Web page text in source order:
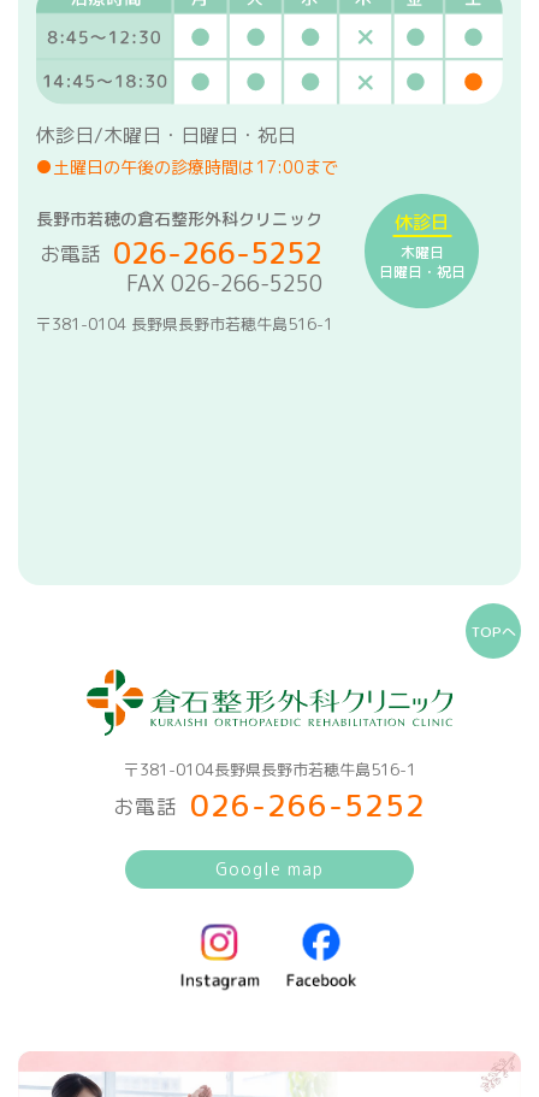
休診日/木曜日・日曜日・祝日
●土曜日の午後の診療時間は17:00まで
長野市若穂の倉石整形外科クリニック
お電話 026-266-5252
FAX 026-266-5250
〒381-0104 長野県長野市若穂牛島516-1
休診日
木曜日
日曜日・祝日
TOPへ
〒381-0104長野県長野市若穂牛島516-1
お電話 026-266-5252
Google map